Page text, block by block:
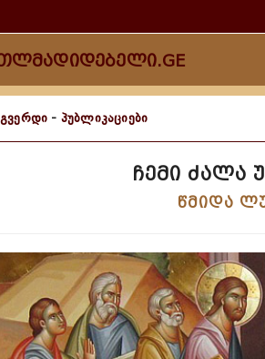
- პუბლიკაციები
ჩემი ძალა
წმიდა